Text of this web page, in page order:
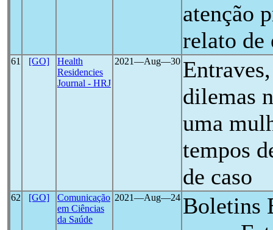
atenção
relato de
61 [GO]
Health
Residencies
Journal - HRJ
2021―Aug―30
dilemas
uma
tempos
de caso
62 [GO]
Comunicação
em Ciências
da Saúde
2021―Aug―24 Boletins